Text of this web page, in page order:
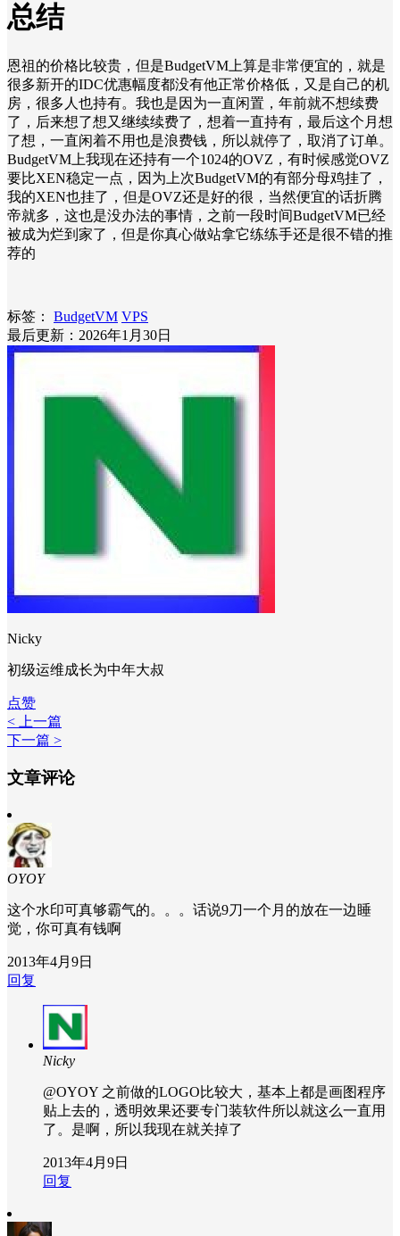
总结
恩祖的价格比较贵，但是BudgetVM上算是非常便宜的，就是
很多新开的IDC优惠幅度都没有他正常价格低，又是自己的机
房，很多人也持有。我也是因为一直闲置，年前就不想续费
了，后来想了想又继续续费了，想着一直持有，最后这个月想
了想，一直闲着不用也是浪费钱，所以就停了，取消了订单。
BudgetVM上我现在还持有一个1024的OVZ，有时候感觉OVZ
要比XEN稳定一点，因为上次BudgetVM的有部分母鸡挂了，
我的XEN也挂了，但是OVZ还是好的很，当然便宜的话折腾
帝就多，这也是没办法的事情，之前一段时间BudgetVM已经
被成为烂到家了，但是你真心做站拿它练练手还是很不错的推
荐的
标签： BudgetVM VPS
最后更新：2026年1月30日
Nicky
初级运维成长为中年大叔
点赞
< 上一篇
下一篇 >
文章评论
OYOY
这个水印可真够霸气的。。。话说9刀一个月的放在一边睡
觉，你可真有钱啊
2013年4月9日
回复
Nicky
@OYOY 之前做的LOGO比较大，基本上都是画图程序
贴上去的，透明效果还要专门装软件所以就这么一直用
了。是啊，所以我现在就关掉了
2013年4月9日
回复